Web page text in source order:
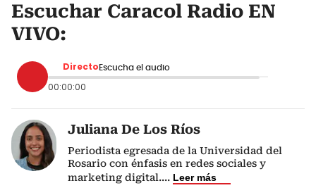
Escuchar Caracol Radio EN
VIVO:
Directo Escucha el audio
00:00:00
Juliana De Los Ríos
Periodista egresada de la Universidad del
Rosario con énfasis en redes sociales y
marketing digital.... Leer más